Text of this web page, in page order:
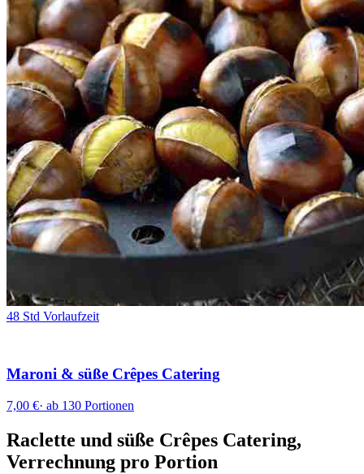
48 Std Vorlaufzeit
Maroni & süße Crêpes Catering
7,00 €· ab 130 Portionen
Raclette und süße Crêpes Catering,
Verrechnung pro Portion